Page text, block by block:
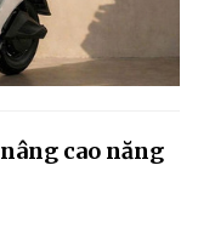
cao năng